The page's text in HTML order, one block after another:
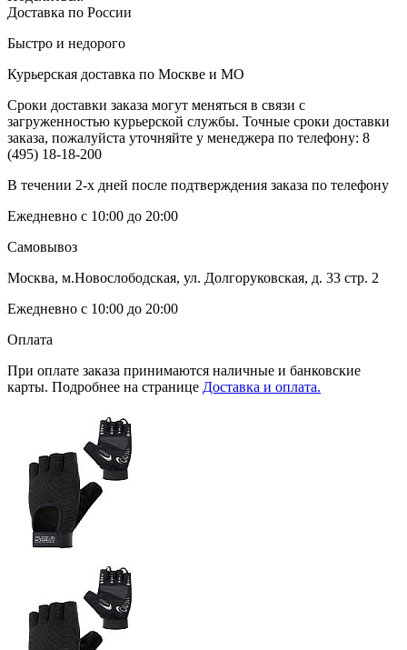
Доставка по России
Быстро и недорого
Курьерская доставка по Москве и МО
Сроки доставки заказа могут меняться в связи с
загруженностью курьерской службы. Точные сроки доставки
заказа, пожалуйста уточняйте у менеджера по телефону: 8
(495) 18-18-200
В течении 2-х дней после подтверждения заказа по телефону
Ежедневно с 10:00 до 20:00
Самовывоз
Москва, м.Новослободская, ул. Долгоруковская, д. 33 стр. 2
Ежедневно с 10:00 до 20:00
Оплата
При оплате заказа принимаются наличные и банковские
карты. Подробнее на странице Доставка и оплата.